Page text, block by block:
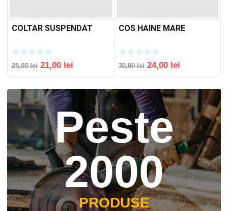
COLTAR SUSPENDAT
25,00lei Original
was:
25,00 lei.
21,00 lei
is:
21,00 lei.
COS HAINE MARE
30,00lei Original
was:
30,00 lei.
24,00 leiCurrent
is:
24,00 lei.
Peste
2000
PRODUSE